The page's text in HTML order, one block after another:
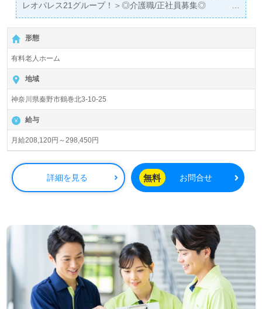
レオパレス21グループ！＞◎介護職/正社員募集◎
【月給208,120円～298,450円】＊初任者研修以上有資格者
向け求人＊『三咲駅』徒歩14分。お車通勤可能です。
入居定員18名（18室/全室個室）『あずみ苑グランデ鶴
巻』株式会社レオパレス21グループ/株式会社アズ・ライフ
ケア（本社：東京都中野区）様の運営です。従業員数
1,300名以上、茨城県、栃木県、群馬県、埼玉県、千葉
県、東京都、神奈川県、岐阜県、静岡県、愛知県を中心に
87ヶ所の有料老人ホーム『あすみ苑』をブランド展開され
ている企業様です。
◎『働きやすい環境×やりがいを感じられる職場＝プロフ
ェッショナルとしてのステージ』をプロデュースされてい
る事業所様！◎
看護助手や介護職経験のある方はもちろん、これから介護
『少人数制でご利用者様お一人おひとりに寄り添いたい』
『資格取得を目指している、介護知識や技術力を高めた
い』『ご利用者様のお役に立てるキャリアを描きたい』
『転職でキャリアチェンジを実現したい、施設形態や環境
を変えて働きたい』等の方も大歓迎です！募集詳細等、担
当コンサルタントよりご案内します。ご質問も遠慮なくお
願いします。
形態
有料老人ホーム
地域
神奈川県秦野市鶴巻北3-10-25
給与
月給208,120円～298,450円
詳細を見る 無料 お問合せ